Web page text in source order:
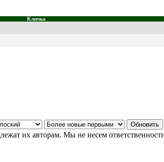
Кличка
их авторам. Мы не несем